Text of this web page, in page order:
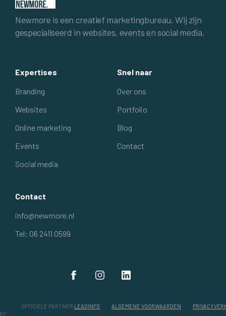
Newmore is een creatief marketingbureau. Wij zijn
gespecialiseerd in websites, events en social media.
OFFICIELE PARTNER LEADINFO ALGEMENE VOORWAARDEN
Expertises
Branding
Websites
Online marketing
Events
Social media
Snel naar
Over ons
Portfolio
Blog
Contact
Contact
info@newmore.nl
Tel: 06 2411 0599